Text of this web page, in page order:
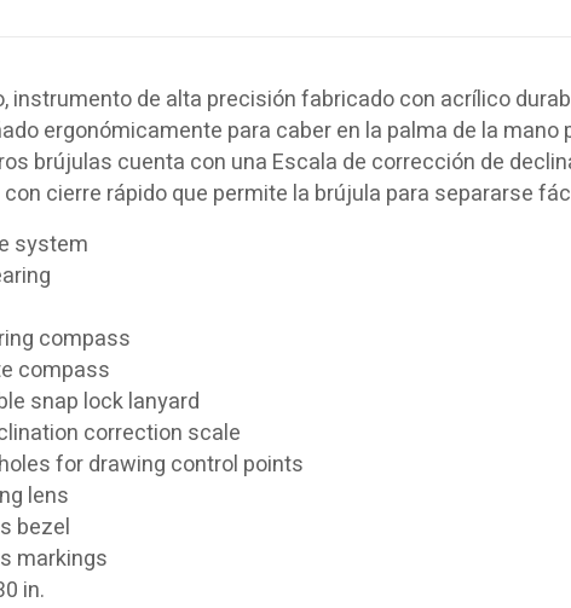
instrumento de alta precisión fabricado con acrílico
ergonómicamente para caber en la palma de la
brújulas cuenta con una Escala de corrección de
cierre rápido que permite la brújula para separarse
system
compass
compass
snap lock lanyard
correction scale
for drawing control points
lens
bezel
markings
in.